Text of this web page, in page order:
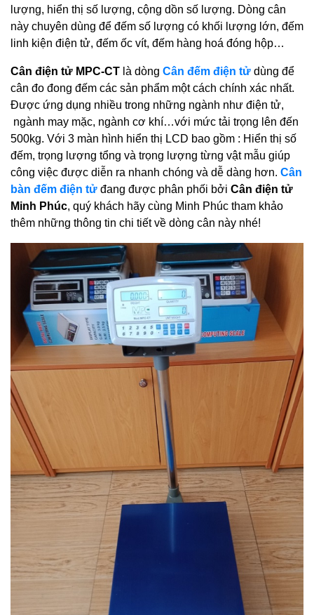
lượng, hiển thị số lượng, cộng dồn số lượng. Dòng cân
này chuyên dùng để đếm số lượng có khối lượng lớn, đếm
linh kiện điện tử, đếm ốc vít, đếm hàng hoá đóng hộp…
Cân điện tử MPC-CT là dòng Cân đếm điện tử dùng để
cân đo đong đếm các sản phẩm một cách chính xác nhất.
Được ứng dụng nhiều trong những ngành như điện tử,
ngành may mặc, ngành cơ khí…với mức tải trọng lên đến
500kg. Với 3 màn hình hiển thị LCD bao gồm : Hiển thị số
đếm, trọng lượng tổng và trọng lượng từng vật mẫu giúp
công việc được diễn ra nhanh chóng và dễ dàng hơn. Cân
bàn đếm điện tử đang được phân phối bởi Cân điện tử
Minh Phúc, quý khách hãy cùng Minh Phúc tham khảo
thêm những thông tin chi tiết về dòng cân này nhé!